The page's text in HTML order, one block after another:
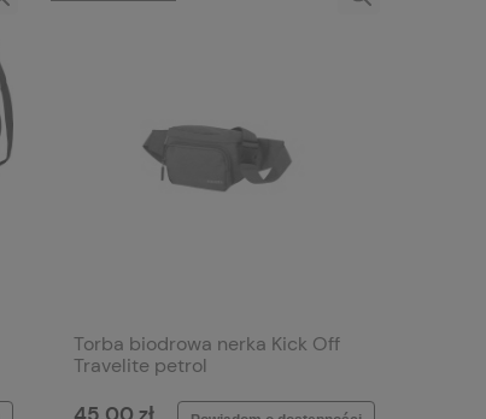
Torba biodrowa nerka Kick Off
Travelite petrol